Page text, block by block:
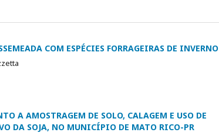
COM ESPÉCIES FORRAGEIRAS DE INVERNO
A AMOSTRAGEM DE SOLO, CALAGEM E USO DE
DA SOJA, NO MUNICÍPIO DE MATO RICO-PR